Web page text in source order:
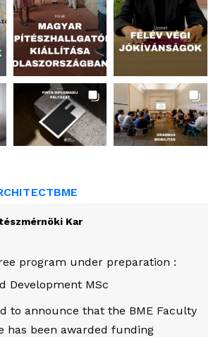
Kar
program under preparation :
Development MSc
to announce that the BME Faculty
has been awarded funding